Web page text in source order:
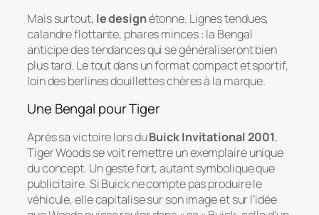
Mais surtout, le designétonne. Lignes tendues,
calandre flottante, phares minces : la Bengal
anticipe des tendances qui se généraliseront bien
plus tard. Le tout dans un format compact et sportif,
loin des berlines douillettes chères à la marque.
Une Bengal pour Tiger
Après sa victoire lors duBuick Invitational 2001,
Tiger Woods se voit remettre un exemplaire unique
du concept. Un geste fort, autant symbolique que
publicitaire. Si Buick ne compte pas produire le
véhicule, elle capitalise sur son image et sur l’idée